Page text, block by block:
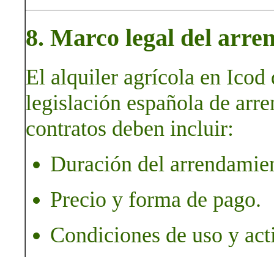
8. Marco legal del
El alquiler agrícola en Icod
legislación española de
contratos deben incluir:
Duración del
Precio y forma de pago.
Condiciones de uso y